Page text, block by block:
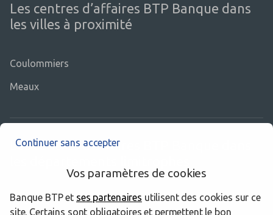
Les centres d’affaires BTP Banque dans
les villes à proximité
Coulommiers
Meaux
Les centres d’affaires BTP Banque dans
45 Loiret
Continuer sans accepter
Vos paramètres de cookies
Banque BTP et ses partenaires utilisent des cookies sur ce
site. Certains sont obligatoires et permettent le bon